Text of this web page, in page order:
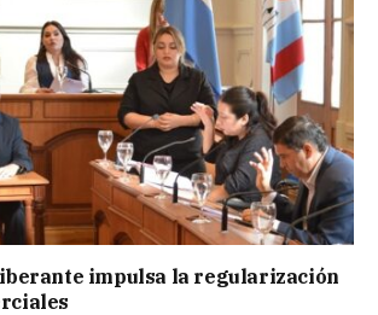
impulsa la regularización